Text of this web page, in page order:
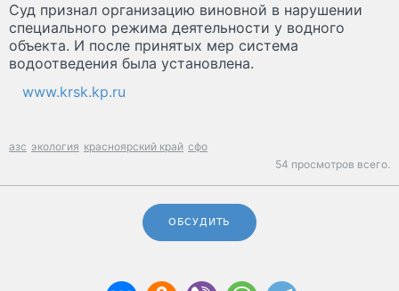
Суд признал организацию виновной в нарушении
специального режима деятельности у водного
объекта. И после принятых мер система
водоотведения была установлена.
www.krsk.kp.ru
азс экология красноярский край сфо
54 просмотров всего.
ОБСУДИТЬ